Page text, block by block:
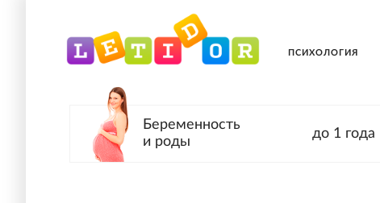
ПСИХОЛОГИЯ
Беременность
и роды
до 1 года